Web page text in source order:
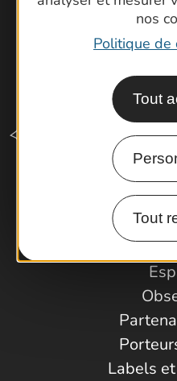
nos
Politique de
Tout
Tout
Labels